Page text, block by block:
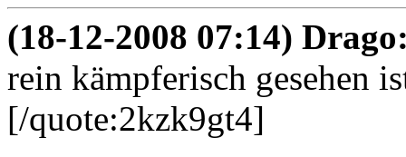
(18-12-2008 07:14)
rein kämpferisch gesehen
[/quote:2kzk9gt4]